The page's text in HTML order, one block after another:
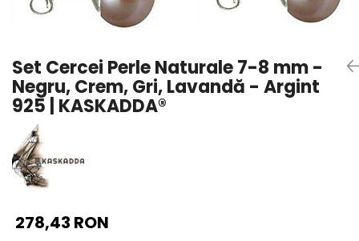
Seturi Perle cu Argint
Pandantive cu Perle
Brose cu Perle
Set Cercei Perle Naturale 7-8 mm -
Negru, Crem, Gri, Lavandă - Argint
925 | KASKADDA®
278,43 RON